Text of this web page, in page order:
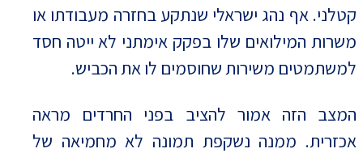
קטלני. אף נהג ישראלי שנתקע בחזרה מעבודתו או
משרות המילואים שלו בפקק אימתני לא ייטה חסד
למשתמטים משירות שחוסמים לו את הכביש.
המצב הזה אמור להציב בפני החרדים מראה
אכזרית. ממנה נשקפת תמונה לא מחמיאה של